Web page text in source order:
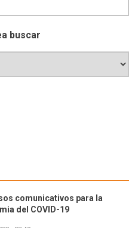
buscar
comunicativos para la
del COVID-19